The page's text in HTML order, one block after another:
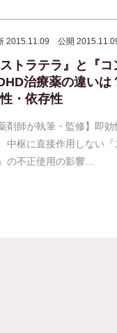
2015.11.09 公開
ストラテラ』と『
治療薬の違いは
・依存性
薬剤師が執筆・監修】即
中枢に直接作用しない
の不正使用の影響…